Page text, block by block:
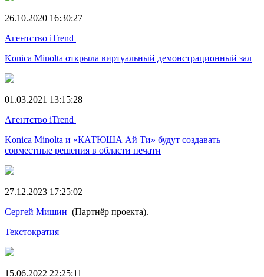
26.10.2020 16:30:27
Агентство iTrend
Konica Minolta открыла виртуальный демонстрационный зал
01.03.2021 13:15:28
Агентство iTrend
Konica Minolta и «КАТЮША Ай Ти» будут создавать
совместные решения в области печати
27.12.2023 17:25:02
Сергей Мишин (Партнёр проекта).
Текстократия
15.06.2022 22:25:11